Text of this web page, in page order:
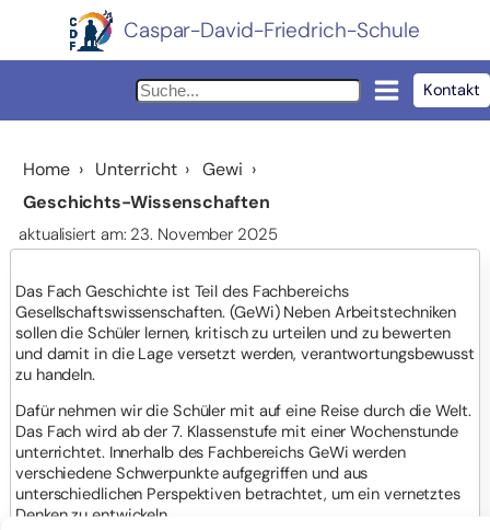
Caspar-David-Friedrich-Schule
Kontakt
Home › Unterricht › Gewi ›
Geschichts-Wissenschaften
aktualisiert am: 23. November 2025
Das Fach Geschichte ist Teil des Fachbereichs
Gesellschaftswissenschaften. (GeWi) Neben Arbeitstechniken
sollen die Schüler lernen, kritisch zu urteilen und zu bewerten
und damit in die Lage versetzt werden, verantwortungsbewusst
zu handeln.
Dafür nehmen wir die Schüler mit auf eine Reise durch die Welt.
Das Fach wird ab der 7. Klassenstufe mit einer Wochenstunde
unterrichtet. Innerhalb des Fachbereichs GeWi werden
verschiedene Schwerpunkte aufgegriffen und aus
unterschiedlichen Perspektiven betrachtet, um ein vernetztes
Denken zu entwickeln.